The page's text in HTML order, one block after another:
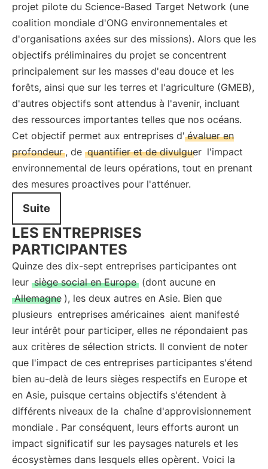
projet pilote du Science-Based Target Network (une
coalition mondiale d'ONG environnementales et
d'organisations axées sur des missions). Alors que les
objectifs préliminaires du projet se concentrent
principalement sur les masses d'eau douce et les
forêts, ainsi que sur les terres et l'agriculture (GMEB),
d'autres objectifs sont attendus à l'avenir, incluant
des ressources importantes telles que nos océans.
Cet objectif permet aux entreprises d' évaluer en
profondeur , de quantifier et de divulguer l'impact
environnemental de leurs opérations, tout en prenant
des mesures proactives pour l'atténuer.
Suite
LES ENTREPRISES
PARTICIPANTES
Quinze des dix-sept entreprises participantes ont
leur siège social en Europe (dont aucune en
Allemagne ), les deux autres en Asie. Bien que
plusieurs entreprises américaines aient manifesté
leur intérêt pour participer, elles ne répondaient pas
aux critères de sélection stricts. Il convient de noter
que l'impact de ces entreprises participantes s'étend
bien au-delà de leurs sièges respectifs en Europe et
en Asie, puisque certains objectifs s'étendent à
différents niveaux de la chaîne d'approvisionnement
mondiale . Par conséquent, leurs efforts auront un
impact significatif sur les paysages naturels et les
écosystèmes dans lesquels elles opèrent. Voici la